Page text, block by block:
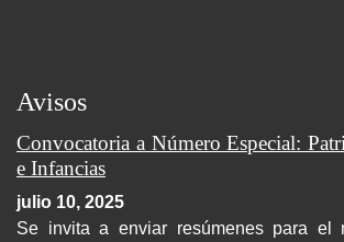
Avisos
Convocatoria a Número Especial:
e Infancias
julio 10, 2025
Se invita a enviar resúmenes para el